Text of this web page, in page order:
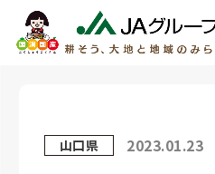
山口県 2023.01.23